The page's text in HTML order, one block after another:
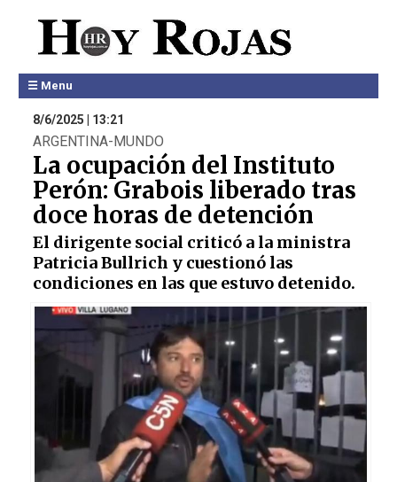
☰ Menu
8/6/2025 | 13:21
ARGENTINA-MUNDO
La ocupación del Instituto
Perón: Grabois liberado tras
doce horas de detención
El dirigente social criticó a la ministra
Patricia Bullrich y cuestionó las
condiciones en las que estuvo detenido.